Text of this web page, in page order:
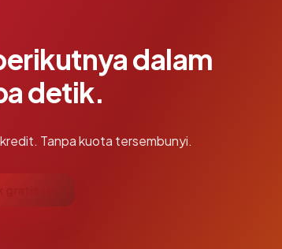
dalam
detik.
Tanpa kuota tersembunyi.
gratis →